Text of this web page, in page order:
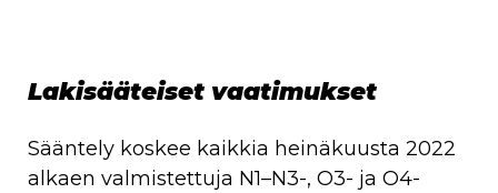
Lakisääteiset vaatimukset
Sääntely koskee kaikkia heinäkuusta 2022
alkaen valmistettuja N1–N3-, O3- ja O4-